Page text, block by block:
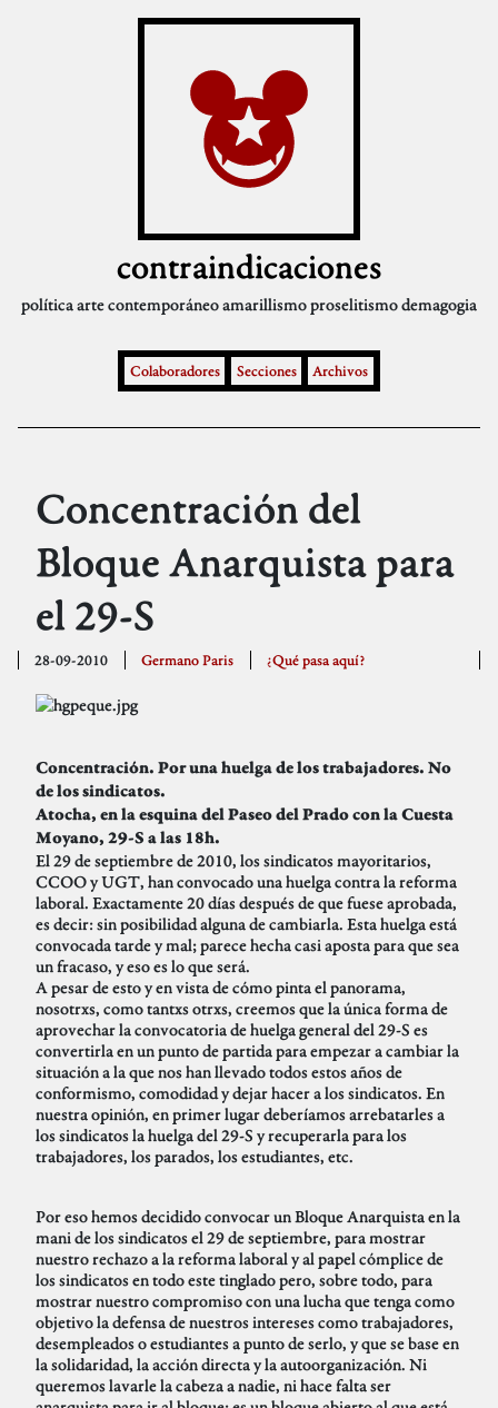
contraindicaciones
políticaarte contemporáneoamarillismoproselitismodemagogia
Colaboradores Secciones Archivos
Concentración del
Bloque Anarquista para
el 29-S
28-09-2010 Germano Paris ¿Qué pasa aquí?
Concentración. Por una huelga de los trabajadores. No
de los sindicatos.
Atocha, en la esquina del Paseo del Prado con la Cuesta
Moyano, 29-S a las 18h.
El 29 de septiembre de 2010, los sindicatos mayoritarios,
CCOO y UGT, han convocado una huelga contra la reforma
laboral. Exactamente 20 días después de que fuese aprobada,
es decir: sin posibilidad alguna de cambiarla. Esta huelga está
convocada tarde y mal; parece hecha casi aposta para que sea
un fracaso, y eso es lo que será.
A pesar de esto y en vista de cómo pinta el panorama,
nosotrxs, como tantxs otrxs, creemos que la única forma de
aprovechar la convocatoria de huelga general del 29-S es
convertirla en un punto de partida para empezar a cambiar la
situación a la que nos han llevado todos estos años de
conformismo, comodidad y dejar hacer a los sindicatos. En
nuestra opinión, en primer lugar deberíamos arrebatarles a
los sindicatos la huelga del 29-S y recuperarla para los
trabajadores, los parados, los estudiantes, etc.
Por eso hemos decidido convocar un Bloque Anarquista en la
mani de los sindicatos el 29 de septiembre, para mostrar
nuestro rechazo a la reforma laboral y al papel cómplice de
los sindicatos en todo este tinglado pero, sobre todo, para
mostrar nuestro compromiso con una lucha que tenga como
objetivo la defensa de nuestros intereses como trabajadores,
desempleados o estudiantes a punto de serlo, y que se base en
la solidaridad, la acción directa y la autoorganización. Ni
queremos lavarle la cabeza a nadie, ni hace falta ser